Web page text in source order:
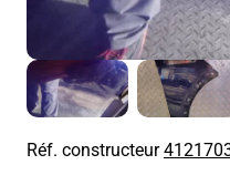
Réf. constructeur